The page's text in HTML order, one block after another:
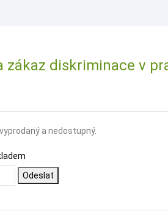
zákaz diskriminace v
a nedostupný.
Odeslat